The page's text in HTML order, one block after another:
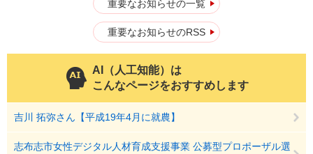
重要なお知らせの一覧
重要なお知らせのRSS
AI（人工知能）は
こんなページをおすすめします
吉川 拓弥さん【平成19年4月に就農】
志布志市女性デジタル人材育成支援事業 公募型プロポーザル選